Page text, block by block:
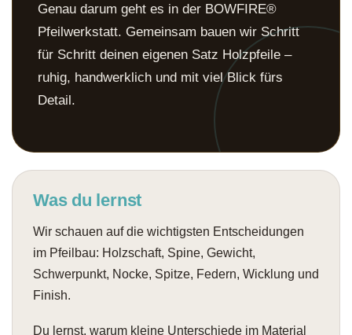
Genau darum geht es in der BOWFIRE®
Pfeilwerkstatt. Gemeinsam bauen wir Schritt
für Schritt deinen eigenen Satz Holzpfeile –
ruhig, handwerklich und mit viel Blick fürs
Detail.
Was du lernst
Wir schauen auf die wichtigsten Entscheidungen
im Pfeilbau: Holzschaft, Spine, Gewicht,
Schwerpunkt, Nocke, Spitze, Federn, Wicklung und
Finish.
Du lernst, warum kleine Unterschiede im Material